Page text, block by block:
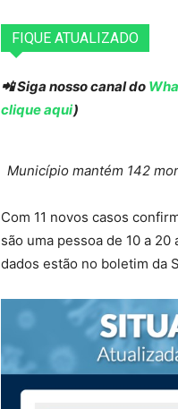
FIQUE ATUALIZADO
📲 Siga nosso canal do
clique aqui)
Município mantém 142
Com 11 novos casos
são uma pessoa de 10 a
dados estão no boletim da